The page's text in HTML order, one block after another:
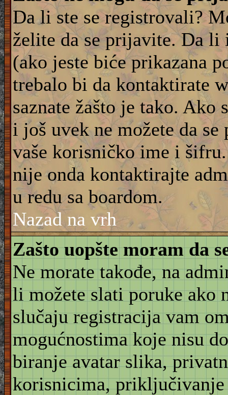
Da li ste se registrovali?
želite da se prijavite. Da li
(ako jeste biće prikazana
trebalo bi da kontaktirate
saznate žašto je tako. Ako
i još uvek ne možete da
vaše korisničko ime i
nije onda kontaktirajte
u redu sa boardom.
Nazad na vrh
Zašto uopšte moram da
Ne morate takođe, na
li možete slati poruke ako
slučaju registracija vam
mogućnostima koje nisu
biranje avatar slika,
korisnicima, priključivanje